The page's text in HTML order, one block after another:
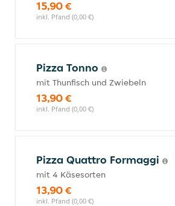
15,90 €
inkl. Pfand (0,00 €)
Pizza Tonno
mit Thunfisch und Zwiebeln
13,90 €
inkl. Pfand (0,00 €)
Pizza Quattro Formaggi
mit 4 Käsesorten
13,90 €
inkl. Pfand (0,00 €)